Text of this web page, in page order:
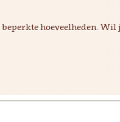
hoeveelheden. Wil